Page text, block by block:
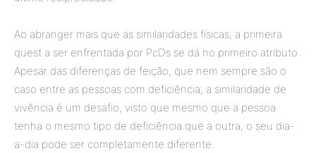
Ao abranger mais que as similaridades físicas, a primeira
quest a ser enfrentada por PcDs se dá no primeiro atributo.
Apesar das diferenças de feição, que nem sempre são o
caso entre as pessoas com deficiência, a similaridade de
vivência é um desafio, visto que mesmo que a pessoa
tenha o mesmo tipo de deficiência que a outra, o seu dia-
a-dia pode ser completamente diferente.